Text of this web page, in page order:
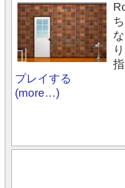
プレイする
(more…)